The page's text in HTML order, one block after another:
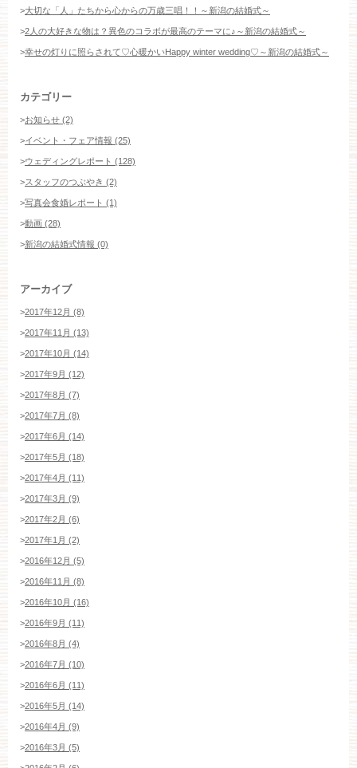
>大切な「人」たちから心からの万歳三唱！！～新潟の結婚式～
>2人の大好きな物は？異色のコラボが最高のテーマに♪～新潟の結婚式～
>幸せの灯りに照らされて♡心暖かいHappy winter wedding♡～新潟の結婚式～
カテゴリー
>お知らせ (2)
>イベント・フェア情報 (25)
>ウェディングレポート (128)
>スタッフのつぶやき (2)
>写真会食婚レポート (1)
>動画 (28)
>新潟の結婚式情報 (0)
アーカイブ
>2017年12月 (8)
>2017年11月 (13)
>2017年10月 (14)
>2017年9月 (12)
>2017年8月 (7)
>2017年7月 (8)
>2017年6月 (14)
>2017年5月 (18)
>2017年4月 (11)
>2017年3月 (9)
>2017年2月 (6)
>2017年1月 (2)
>2016年12月 (5)
>2016年11月 (8)
>2016年10月 (16)
>2016年9月 (11)
>2016年8月 (4)
>2016年7月 (10)
>2016年6月 (11)
>2016年5月 (14)
>2016年4月 (9)
>2016年3月 (5)